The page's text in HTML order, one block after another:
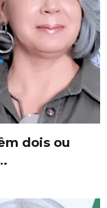
dois ou